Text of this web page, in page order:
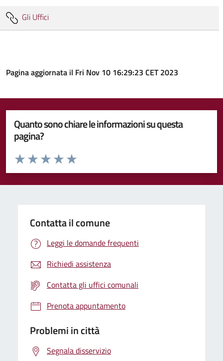
Gli Uffici
Pagina aggiornata il Fri Nov 10 16:29:23 CET 2023
Quanto sono chiare le informazioni su questa
pagina?
Valuta da 1 a 5 stelle la pagina
Valuta 5 stelle su 5
Valuta 4 stelle su 5
Valuta 3 stelle su 5
Valuta 2 stelle su 5
Valuta 1 stelle su 5
Contatta il comune
Leggi le domande frequenti
Richiedi assistenza
Contatta gli uffici comunali
Prenota appuntamento
Problemi in città
Segnala disservizio